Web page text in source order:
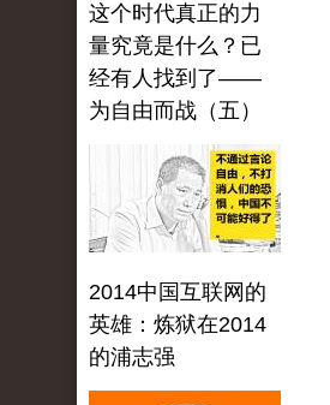
这个时代真正的力
量究竟是什么？已
经有人找到了——
为自由而战（五）
2014中国互联网的
英雄：炼狱在2014
的浦志强